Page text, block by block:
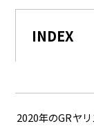
INDEX
2020年のGRヤ